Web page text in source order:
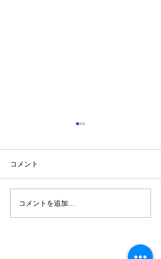
癒しのイベントとバーム
クーヘン解体ショー
コメント
コメントを追加…